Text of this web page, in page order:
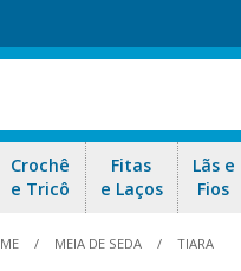
Crochê
e Tricô
Fitas
e Laços
Lãs e
Fios
MEIA DE SEDA TIARA